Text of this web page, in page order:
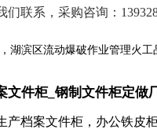
联系，采购咨询：
湖滨区流动爆破作业管理火
文件柜_钢制文件柜定做
档案文件柜，办公铁皮